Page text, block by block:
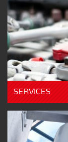
SERVICES